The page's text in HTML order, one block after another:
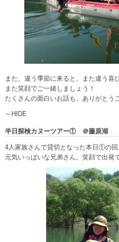
また、違う季節に来ると、また違う喜
また笑顔でご一緒しましょう！
たくさんの面白いお話も、ありがとう
～HIDE
半日探検カヌーツアー① ＠藤原湖
4人家族さんで貸切となった本日①の回
元気いっぱいな兄弟さん。笑顔で出発